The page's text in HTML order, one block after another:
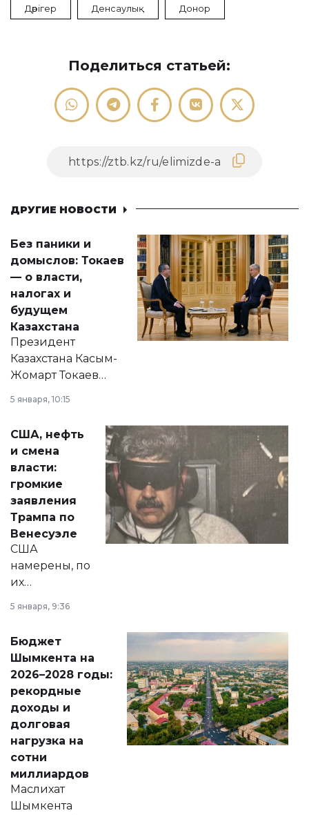
Дәрігер Денсаулық Донор
Поделиться статьей:
ДРУГИЕ НОВОСТИ
Без паники и
домыслов: Токаев
— о власти,
налогах и
будущем
Казахстана
Президент
Казахстана Касым-
Жомарт Токаев
сразу несколько
актуальных тем —
от слухов о
политических
реформах до
вопросов армии,
экономики и
личного здоровья.
5 января, 10:15
США, нефть
и смена
власти:
громкие
заявления
Трампа по
Венесуэле
США
намерены, по
их
принести
народу
Венесуэлы.
5 января, 9:36
Бюджет
Шымкента на
2026–2028 годы:
рекордные
доходы и
долговая
нагрузка на
сотни
миллиардов
Маслихат
Шымкента